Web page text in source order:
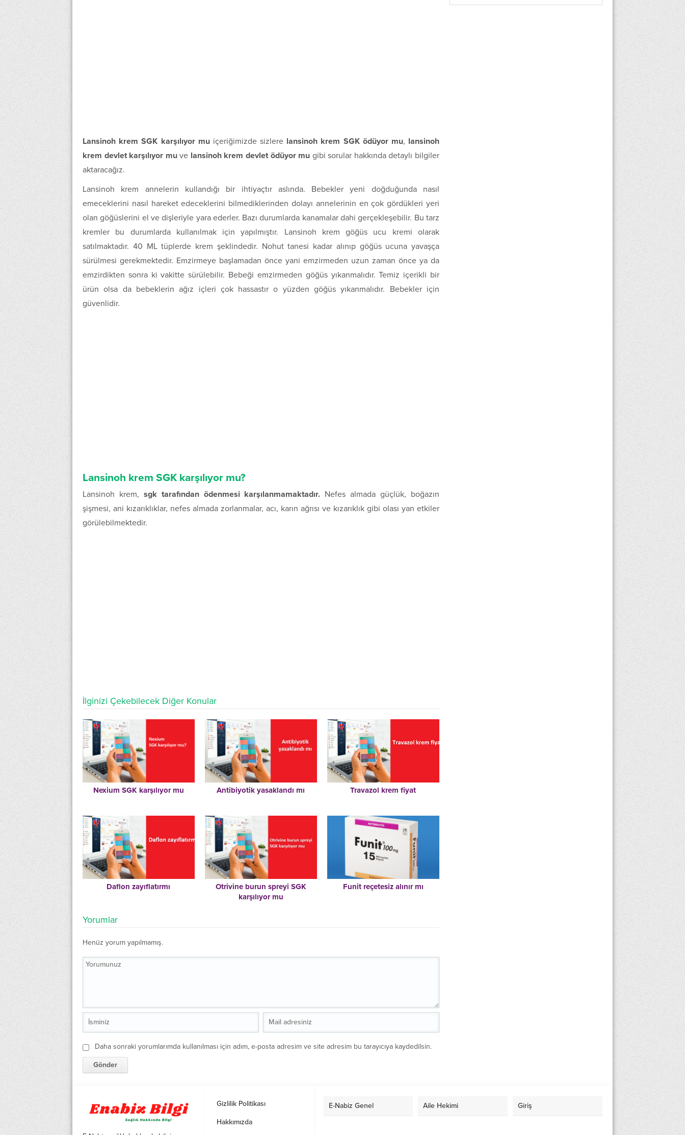
Lansinoh krem SGK karşılıyor muiçeriğimizde sizlere lansinoh krem SGK ödüyor mu, lansinoh
krem devlet karşılıyor muve lansinoh krem devlet ödüyor mu gibi sorular hakkında detaylı bilgiler
aktaracağız.
Lansinoh krem annelerin kullandığı bir ihtiyaçtır aslında. Bebekler yeni doğduğunda nasıl
emeceklerini nasıl hareket edeceklerini bilmediklerinden dolayı annelerinin en çok gördükleri yeri
olan göğüslerini el ve dişleriyle yara ederler. Bazı durumlarda kanamalar dahi gerçekleşebilir. Bu tarz
kremler bu durumlarda kullanılmak için yapılmıştır. Lansinoh krem göğüs ucu kremi olarak
satılmaktadır. 40 ML tüplerde krem şeklindedir. Nohut tanesi kadar alınıp göğüs ucuna yavaşça
sürülmesi gerekmektedir. Emzirmeye başlamadan önce yani emzirmeden uzun zaman önce ya da
emzirdikten sonra ki vakitte sürülebilir. Bebeği emzirmeden göğüs yıkanmalıdır. Temiz içerikli bir
ürün olsa da bebeklerin ağız içleri çok hassastır o yüzden göğüs yıkanmalıdır. Bebekler için
güvenlidir.
Lansinoh krem SGK karşılıyor mu?
Lansinoh krem, sgk tarafından ödenmesi karşılanmamaktadır. Nefes almada güçlük, boğazın
şişmesi, ani kızarıklıklar, nefes almada zorlanmalar, acı, karın ağrısı ve kızarıklık gibi olası yan etkiler
görülebilmektedir.
İlginizi Çekebilecek Diğer Konular
Nexium SGK karşılıyor mu Antibiyotik yasaklandı mı Travazol krem fiyat
Daflon zayıflatırmı
Otrivine burun spreyi SGK
karşılıyor mu
Funit reçetesiz alınır mı
Yorumlar
Henüz yorum yapılmamış.
Daha sonraki yorumlarımda kullanılması için adım, e-posta adresim ve site adresim bu tarayıcıya kaydedilsin.
Gizlilik Politikası
Hakkımızda
E-Nabiz Genel Aile Hekimi Giriş